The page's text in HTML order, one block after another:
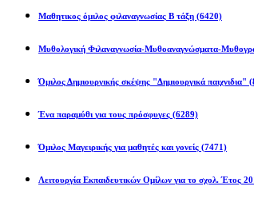
Μαθητικος όμιλος φιλαναγνωσίας Β τάξη (6420)
Μυθολογική Φιλαναγνωσία-Μυθοαναγνώσματα-
Όμιλος Δημιουργικής σκέψης "Δημιουργικά παιχνιδια"
Ένα παραμύθι για τους πρόσφυγες (6289)
Όμιλος Μαγειρικής για μαθητές και γονείς (7471)
Λειτουργία Εκπαιδευτικών Ομίλων για το σχολ. Έτος